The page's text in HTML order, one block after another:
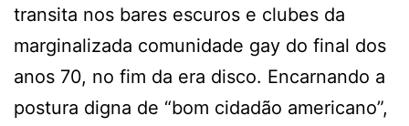
transita nos bares escuros e clubes da
marginalizada comunidade gay do final dos
anos 70, no fim da era disco. Encarnando a
postura digna de “bom cidadão americano”,